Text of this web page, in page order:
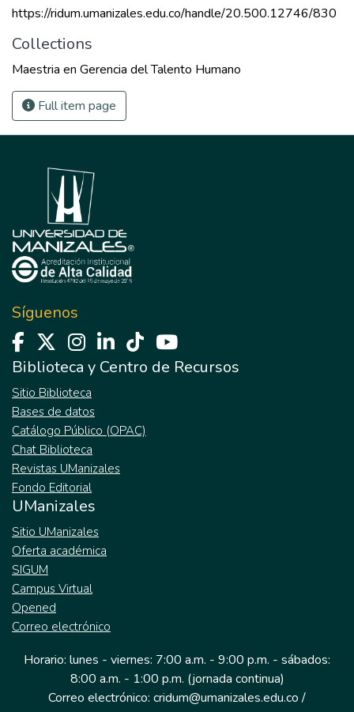
https://ridum.umanizales.edu.co/handle/20.500.12746/830
Collections
Maestria en Gerencia del Talento Humano
Full item page
Síguenos
Biblioteca y Centro de Recursos
Sitio Biblioteca
Bases de datos
Catálogo Público (OPAC)
Chat Biblioteca
Revistas UManizales
Fondo Editorial
UManizales
Sitio UManizales
Oferta académica
SIGUM
Campus Virtual
Opened
Correo electrónico
Horario: lunes - viernes: 7:00 a.m. - 9:00 p.m. - sábados:
8:00 a.m. - 1:00 p.m. (jornada continua)
Correo electrónico: cridum@umanizales.edu.co /